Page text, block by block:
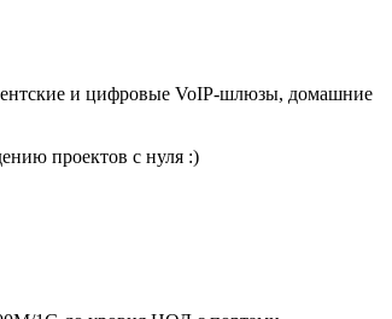
и цифровые VoIP-шлюзы, домашние
проектов с нуля :)